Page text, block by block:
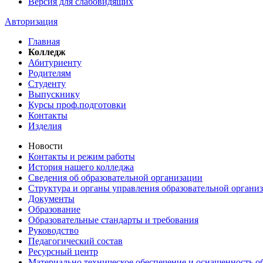
Авторизация
Главная
Колледж
Абитуриенту
Родителям
Студенту
Выпускнику
Курсы проф.подготовки
Контакты
Изделия
Новости
Контакты и режим работы
История нашего колледжа
Сведения об образовательной организации
Структура и органы управления образовательной
Документы
Образование
Образовательные стандарты и требования
Руководство
Педагогический состав
Ресурсный центр